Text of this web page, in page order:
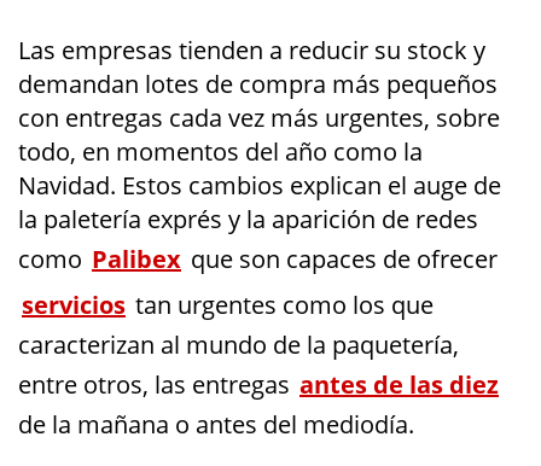
Las empresas tienden a reducir su stock y
demandan lotes de compra más pequeños
con entregas cada vez más urgentes, sobre
todo, en momentos del año como la
Navidad. Estos cambios explican el auge de
la paletería exprés y la aparición de redes
como Palibex que son capaces de ofrecer
servicios tan urgentes como los que
caracterizan al mundo de la paquetería,
entre otros, las entregas antes de las diez
de la mañana o antes del mediodía.